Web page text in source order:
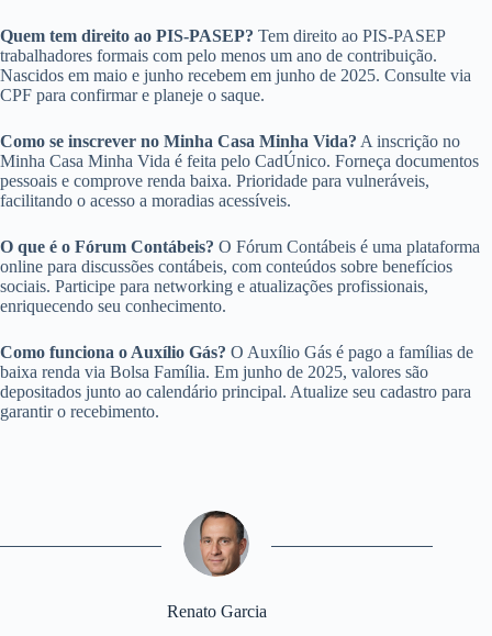
Quem tem direito ao PIS-PASEP? Tem direito ao PIS-PASEP
trabalhadores formais com pelo menos um ano de contribuição.
Nascidos em maio e junho recebem em junho de 2025. Consulte via
CPF para confirmar e planeje o saque.
Como se inscrever no Minha Casa Minha Vida? A inscrição no
Minha Casa Minha Vida é feita pelo CadÚnico. Forneça documentos
pessoais e comprove renda baixa. Prioridade para vulneráveis,
facilitando o acesso a moradias acessíveis.
O que é o Fórum Contábeis? O Fórum Contábeis é uma plataforma
online para discussões contábeis, com conteúdos sobre benefícios
sociais. Participe para networking e atualizações profissionais,
enriquecendo seu conhecimento.
Como funciona o Auxílio Gás? O Auxílio Gás é pago a famílias de
baixa renda via Bolsa Família. Em junho de 2025, valores são
depositados junto ao calendário principal. Atualize seu cadastro para
garantir o recebimento.
Renato Garcia